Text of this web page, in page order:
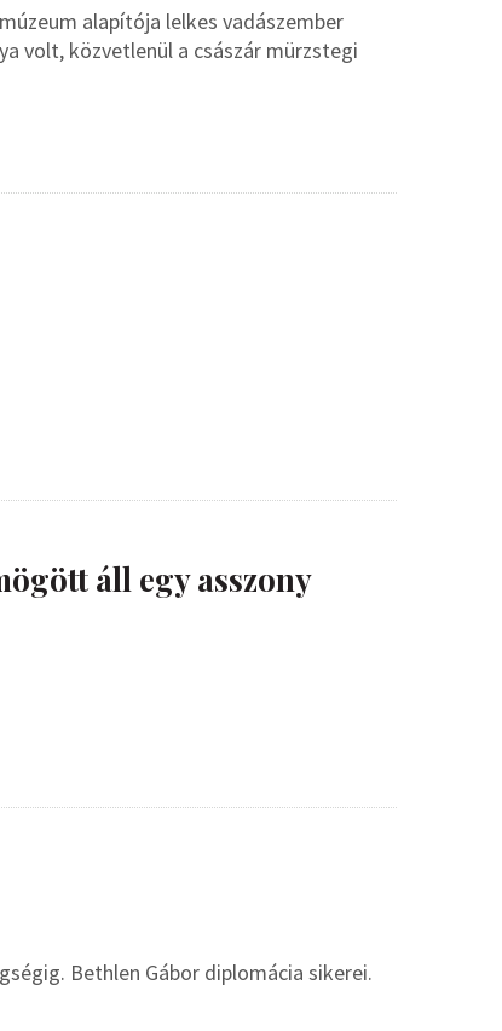
alapítója lelkes vadászember
volt, közvetlenül a császár mürzstegi
áll egy asszony
Bethlen Gábor diplomácia sikerei.